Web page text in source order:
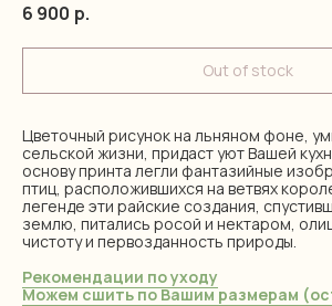
6 900 р.
Out of stock
Цветочный рисунок на льняном фоне,
сельской жизни, придаст уют Вашей
основу принта легли фантазийные
птиц, расположившихся на ветвях
легенде эти райские создания,
землю, питались росой и нектаром,
чистоту и первозданность природы.
Рекомендации по уходу
Можем сшить по Вашим размерам